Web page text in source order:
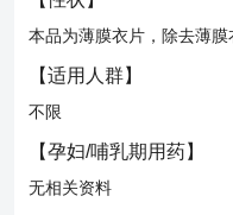
本品为薄膜衣片，除去薄膜
【适用人群】
不限
【孕妇/哺乳期用药】
无相关资料